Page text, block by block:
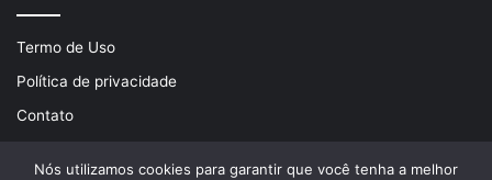
Termo de Uso
Política de privacidade
Contato
Nós utilizamos cookies para garantir que você tenha a melhor